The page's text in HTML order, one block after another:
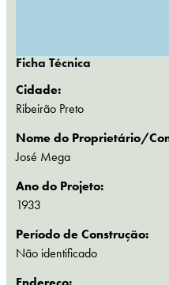
Ficha Técnica
Cidade:
Ribeirão Preto
Nome do Proprietário/
José Mega
Ano do Projeto:
1933
Período de Construção:
Não identificado